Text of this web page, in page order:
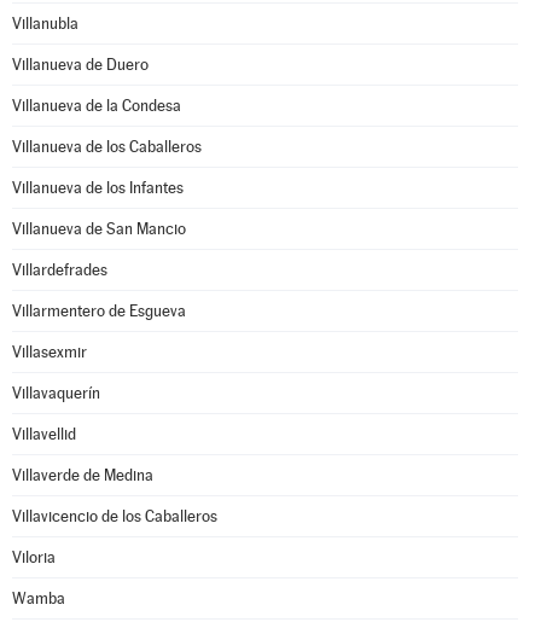
Villanubla
Villanueva de Duero
Villanueva de la Condesa
Villanueva de los Caballeros
Villanueva de los Infantes
Villanueva de San Mancio
Villardefrades
Villarmentero de Esgueva
Villasexmir
Villavaquerín
Villavellid
Villaverde de Medina
Villavicencio de los Caballeros
Viloria
Wamba